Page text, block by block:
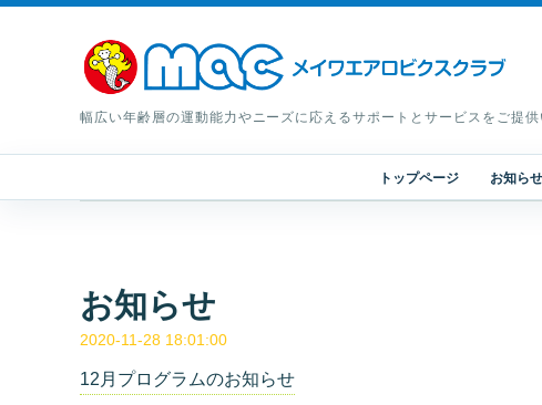
幅広い年齢層の運動能力やニーズに応えるサポートとサービスをご提
トップページ お知らせ
お知らせ
2020-11-28 18:01:00
12月プログラムのお知らせ